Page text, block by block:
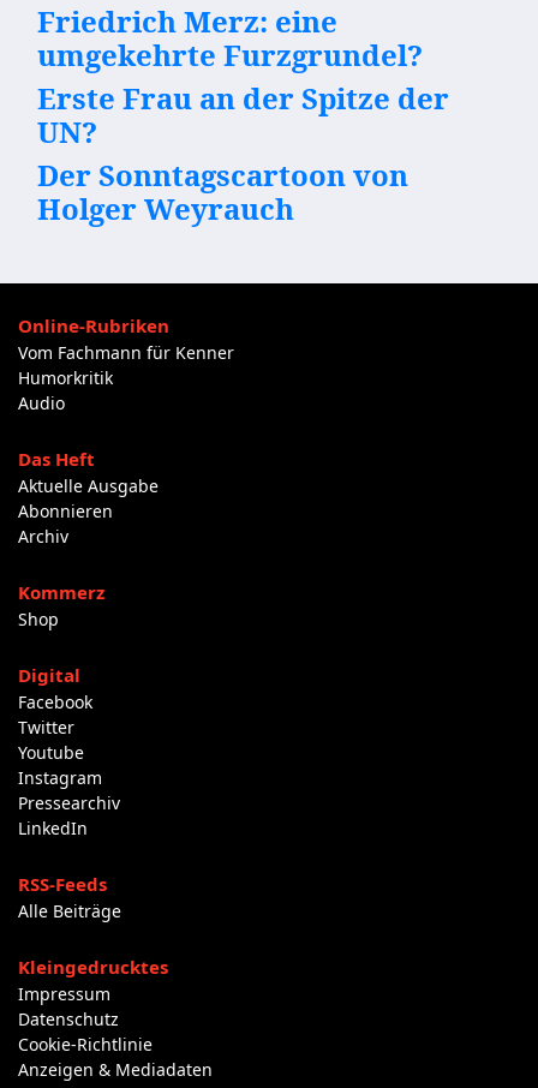
Friedrich Merz: eine
umgekehrte Furzgrundel?
Erste Frau an der Spitze der
UN?
Der Sonntagscartoon von
Holger Weyrauch
Online-Rubriken
Vom Fachmann für Kenner
Humorkritik
Audio
Das Heft
Aktuelle Ausgabe
Abonnieren
Archiv
Kommerz
Shop
Digital
Facebook
Twitter
Youtube
Instagram
Pressearchiv
LinkedIn
RSS-Feeds
Alle Beiträge
Kleingedrucktes
Impressum
Datenschutz
Cookie-Richtlinie
Anzeigen & Mediadaten